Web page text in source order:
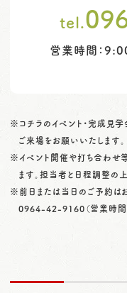
tel.
営業時間：
※コチラのイベント・完成見
ご来場をお願いいたします。
※イベント開催や打ち合わせ
ます。担当者と日程調整の
※前日または当日のご予約は
0964-42-9160（営業時